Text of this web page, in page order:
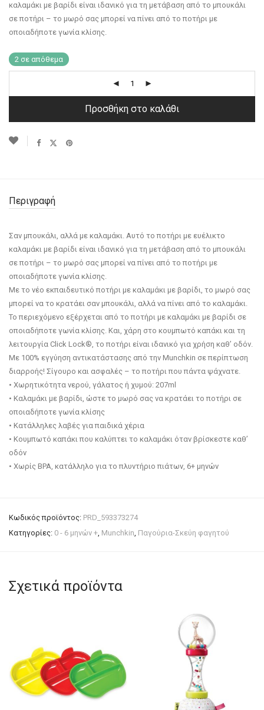
καλαμάκι με βαρίδι είναι ιδανικό για τη μετάβαση από το μπουκάλι
σε ποτήρι – το μωρό σας μπορεί να πίνει από το ποτήρι με
οποιαδήποτε γωνία κλίσης.
2 σε απόθεμα
Προσθήκη στο καλάθι
Περιγραφή
Σαν μπουκάλι, αλλά με καλαμάκι. Αυτό το ποτήρι με ευέλικτο
καλαμάκι με βαρίδι είναι ιδανικό για τη μετάβαση από το μπουκάλι
σε ποτήρι – το μωρό σας μπορεί να πίνει από το ποτήρι με
οποιαδήποτε γωνία κλίσης.
Με το νέο εκπαιδευτικό ποτήρι με καλαμάκι με βαρίδι, το μωρό σας
μπορεί να το κρατάει σαν μπουκάλι, αλλά να πίνει από το καλαμάκι.
Το περιεχόμενο εξέρχεται από το ποτήρι με καλαμάκι με βαρίδι σε
οποιαδήποτε γωνία κλίσης. Και, χάρη στο κουμπωτό καπάκι και τη
λειτουργία Click Lock®, το ποτήρι είναι ιδανικό για χρήση καθ’ οδόν.
Με 100% εγγύηση αντικατάστασης από την Munchkin σε περίπτωση
διαρροής! Σίγουρο και ασφαλές – το ποτήρι που πάντα ψάχνατε.
• Χωρητικότητα νερού, γάλατος ή χυμού: 207ml
• Καλαμάκι με βαρίδι, ώστε το μωρό σας να κρατάει το ποτήρι σε
οποιαδήποτε γωνία κλίσης
• Κατάλληλες λαβές για παιδικά χέρια
• Κουμπωτό καπάκι που καλύπτει το καλαμάκι όταν βρίσκεστε καθ’
οδόν
• Χωρίς BPA, κατάλληλο για το πλυντήριο πιάτων, 6+ μηνών
Κωδικός προϊόντος: PRD_593373274
Κατηγορίες: 0 - 6 μηνών +, Munchkin, Παγούρια-Σκεύη φαγητού
Σχετικά προϊόντα